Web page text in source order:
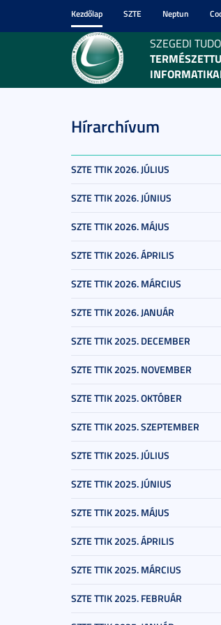
Kezdőlap SZTE Neptun
SZEGEDI
Hírarchívum
SZTE TTIK 2026. JÚLIUS
SZTE TTIK 2026. JÚNIUS
SZTE TTIK 2026. MÁJUS
SZTE TTIK 2026. ÁPRILIS
SZTE TTIK 2026. MÁRCIUS
SZTE TTIK 2026. JANUÁR
SZTE TTIK 2025. DECEMBER
SZTE TTIK 2025. NOVEMBER
SZTE TTIK 2025. OKTÓBER
SZTE TTIK 2025. SZEPTEMBER
SZTE TTIK 2025. JÚLIUS
SZTE TTIK 2025. JÚNIUS
SZTE TTIK 2025. MÁJUS
SZTE TTIK 2025. ÁPRILIS
SZTE TTIK 2025. MÁRCIUS
SZTE TTIK 2025. FEBRUÁR